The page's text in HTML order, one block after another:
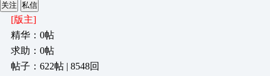
关注 私信
[版主]
精华：0帖
求助：0帖
帖子：622帖 | 8548回